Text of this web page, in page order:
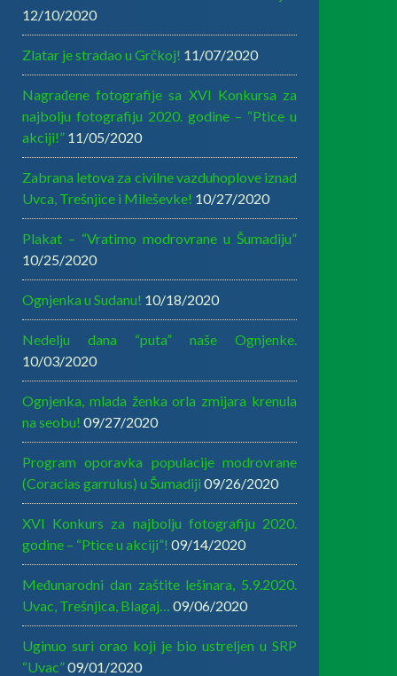
12/10/2020
Zlatar je stradao u Grčkoj! 11/07/2020
Nagrađene fotografije sa XVI Konkursa za
najbolju fotografiju 2020. godine – “Ptice u
akciji!” 11/05/2020
Zabrana letova za civilne vazduhoplove iznad
Uvca, Trešnjice i Mileševke! 10/27/2020
Plakat – “Vratimo modrovrane u Šumadiju”
10/25/2020
Ognjenka u Sudanu! 10/18/2020
Nedelju dana “puta” naše Ognjenke.
10/03/2020
Ognjenka, mlada ženka orla zmijara krenula
na seobu! 09/27/2020
Program oporavka populacije modrovrane
(Coracias garrulus) u Šumadiji 09/26/2020
XVI Konkurs za najbolju fotografiju 2020.
godine – “Ptice u akciji”! 09/14/2020
Međunarodni dan zaštite lešinara, 5.9.2020.
Uvac, Trešnjica, Blagaj…
09/06/2020
Uginuo suri orao koji je bio ustreljen u SRP
“Uvac”09/01/2020